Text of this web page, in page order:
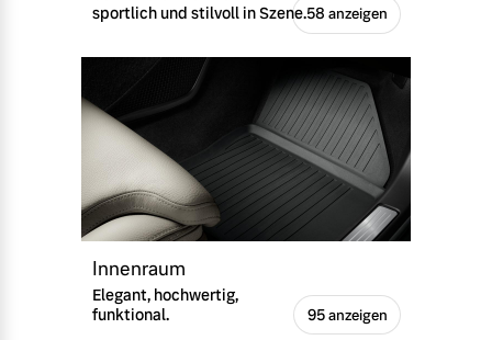
sportlich und stilvoll in Szene.58 anzeigen
Innenraum
Elegant, hochwertig,
funktional.
95 anzeigen